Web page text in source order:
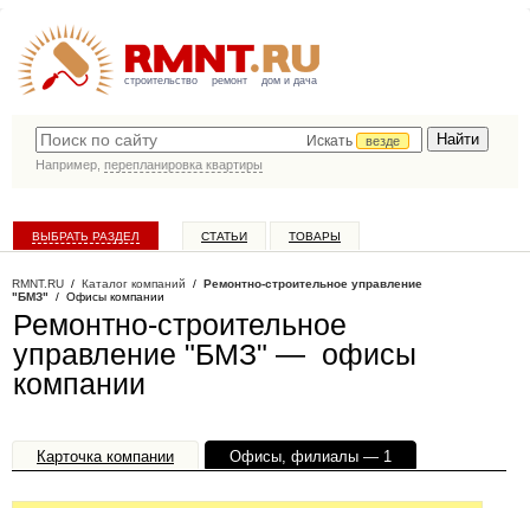
строительство ремонт дом и дача
Искать
везде
Например, перепланировка квартиры
ВЫБРАТЬ РАЗДЕЛ СТАТЬИ ТОВАРЫ
RMNT.RU / Каталог компаний / Ремонтно-строительное управление
"БМЗ" / Офисы компании
Ремонтно-строительное
управление "БМЗ" — офисы
компании
Карточка компании Офисы, филиалы — 1